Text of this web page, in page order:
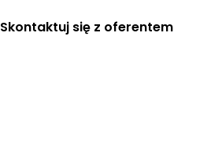
Skontaktuj się z oferentem